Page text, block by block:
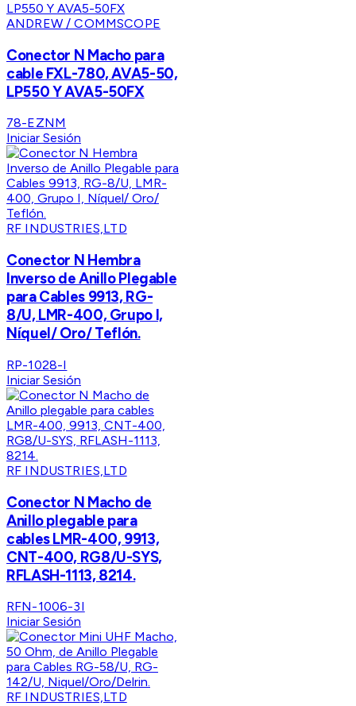
ANDREW / COMMSCOPE
Conector N Macho para
cable FXL-780, AVA5-50,
LP550 Y AVA5-50FX
78-EZNM
Iniciar Sesión
RF INDUSTRIES,LTD
Conector N Hembra
Inverso de Anillo Plegable
para Cables 9913, RG-
8/U, LMR-400, Grupo I,
Níquel/ Oro/ Teflón.
RP-1028-I
Iniciar Sesión
RF INDUSTRIES,LTD
Conector N Macho de
Anillo plegable para
cables LMR-400, 9913,
CNT-400, RG8/U-SYS,
RFLASH-1113, 8214.
RFN-1006-3I
Iniciar Sesión
RF INDUSTRIES,LTD